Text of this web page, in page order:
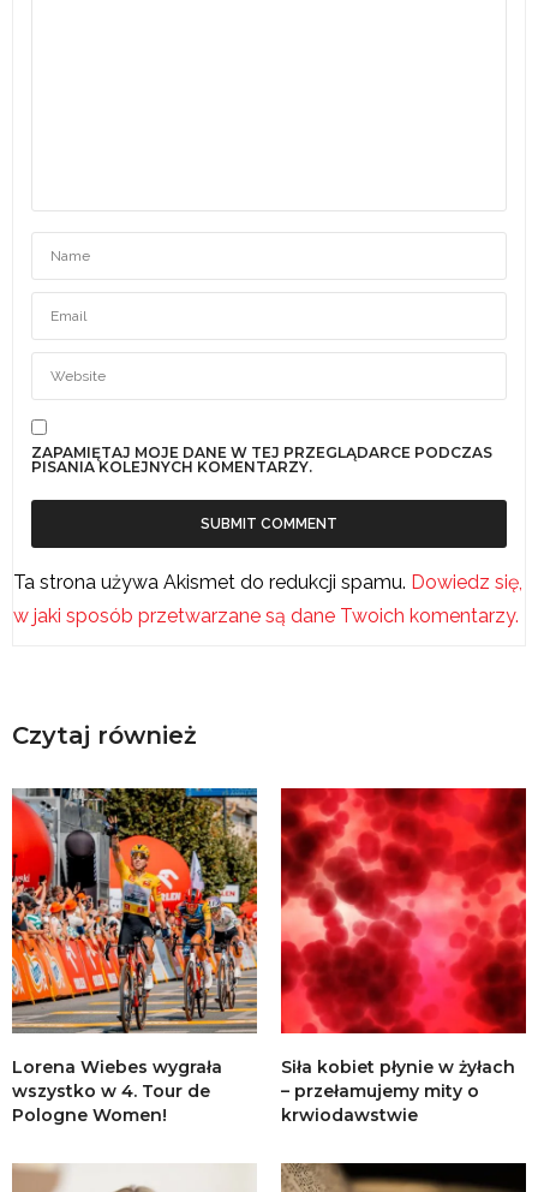
ZAPAMIĘTAJ MOJE DANE W TEJ PRZEGLĄDARCE PODCZAS
PISANIA KOLEJNYCH KOMENTARZY.
Ta strona używa Akismet do redukcji spamu. Dowiedz się,
w jaki sposób przetwarzane są dane Twoich komentarzy.
Czytaj również
Lorena Wiebes wygrała
wszystko w 4. Tour de
Pologne Women!
Siła kobiet płynie w żyłach
– przełamujemy mity o
krwiodawstwie